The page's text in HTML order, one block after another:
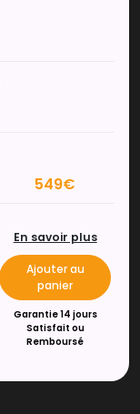
549€
En savoir plus
Ajouter au
panier
Garantie 14 jours
Satisfait ou
Remboursé